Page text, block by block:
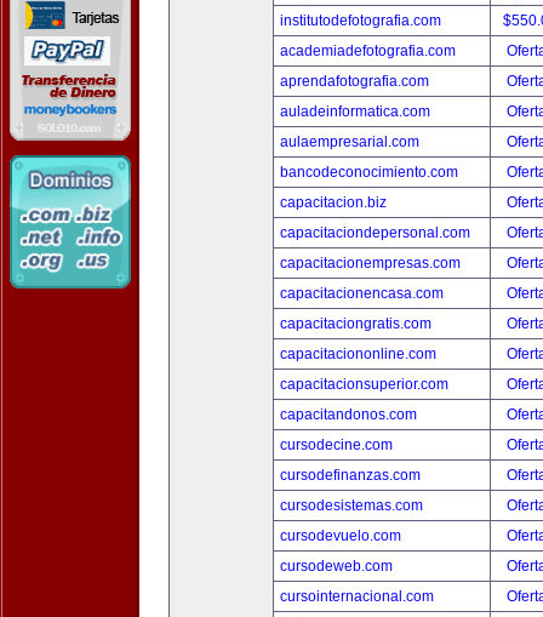
institutodefotografia.com
academiadefotografia.com
aprendafotografia.com
auladeinformatica.com
aulaempresarial.com
bancodeconocimiento.com
capacitacion.biz
capacitaciondepersonal.com
capacitacionempresas.com
capacitacionencasa.com
capacitaciongratis.com
capacitaciononline.com
capacitacionsuperior.com
capacitandonos.com
cursodecine.com
cursodefinanzas.com
cursodesistemas.com
cursodevuelo.com
cursodeweb.com
cursointernacional.com